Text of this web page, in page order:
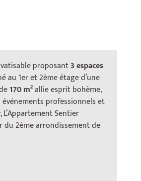
proposant3 espaces
au 1er et 2ème étage d’une
170 m²allie esprit bohème,
professionnels et
Sentier
2ème arrondissement de